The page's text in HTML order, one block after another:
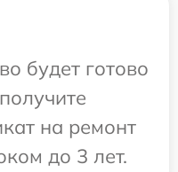
будет готово
на ремонт
до 3 лет.